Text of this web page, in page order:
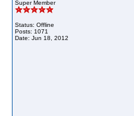
Super Member
Status: Offline
Posts: 1071
Date: Jun 18, 2012